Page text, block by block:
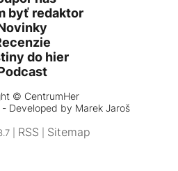
byť redaktor
do hier
© CentrumHer
- Developed by Marek Jaroš
| RSS Sitemap